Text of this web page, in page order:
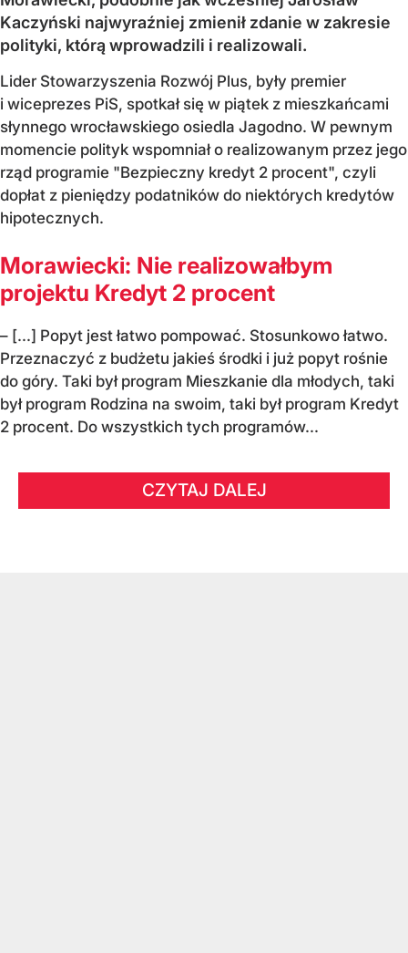
Kaczyński najwyraźniej zmienił zdanie w zakresie
polityki, którą wprowadzili i realizowali.
Lider Stowarzyszenia Rozwój Plus, były premier
i wiceprezes PiS, spotkał się w piątek z mieszkańcami
słynnego wrocławskiego osiedla Jagodno. W pewnym
momencie polityk wspomniał o realizowanym przez jego
rząd programie "Bezpieczny kredyt 2 procent", czyli
dopłat z pieniędzy podatników do niektórych kredytów
hipotecznych.
Morawiecki: Nie realizowałbym
projektu Kredyt 2 procent
– [...] Popyt jest łatwo pompować. Stosunkowo łatwo.
Przeznaczyć z budżetu jakieś środki i już popyt rośnie
do góry. Taki był program Mieszkanie dla młodych, taki
był program Rodzina na swoim, taki był program Kredyt
2 procent. Do wszystkich tych programów...
CZYTAJ DALEJ